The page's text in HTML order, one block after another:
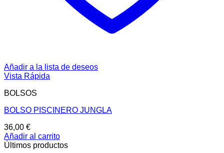
Añadir a la lista de deseos
Vista Rápida
BOLSOS
BOLSO PISCINERO JUNGLA
36,00 €
Añadir al carrito
Últimos productos